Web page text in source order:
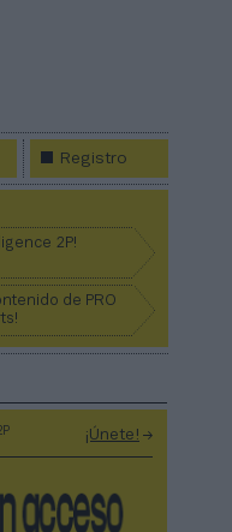
Registro
2P!
de PRO
¡Únete!